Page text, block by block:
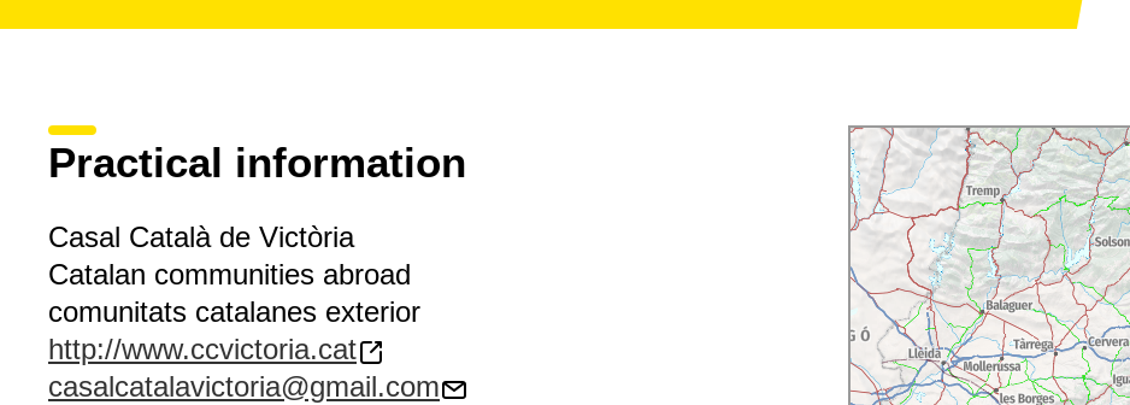
Practical information
Casal Català de Victòria
Catalan communities abroad
comunitats catalanes exterior
http://www.ccvictoria.cat
casalcatalavictoria@gmail.com